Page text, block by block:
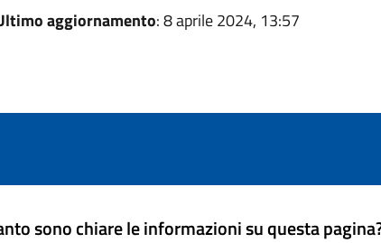
aggiornamento: 8 aprile 2024, 13:57
sono chiare le informazioni su questa